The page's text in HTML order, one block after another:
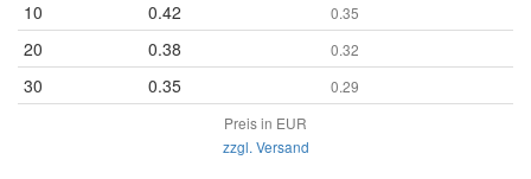
10 0.42 0.35
20 0.38 0.32
30 0.35
0.29
Preis in EUR
zzgl. Versand